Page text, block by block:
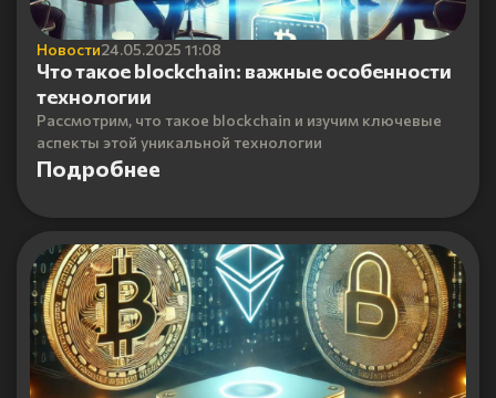
Новости24.05.2025 11:08
Что такое blockchain: важные особенности
технологии
Рассмотрим, что такое blockchain и изучим ключевые
аспекты этой уникальной технологии
Подробнее